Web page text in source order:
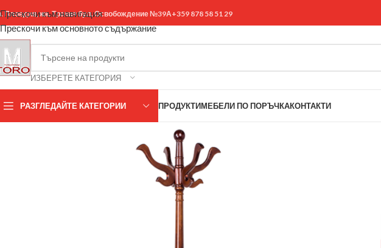
Прескочи към навигация
Прескочи към основното съдържание
Пловдив, жк. Тракия бул. Освобождение №39А+359 878 58 51 29
ИЗБЕРЕТЕ КАТЕГОРИЯ
РАЗГЛЕДАЙТЕ КАТЕГОРИИ ПРОДУКТИМЕБЕЛИ ПО ПОРЪЧКАКОНТАКТИ